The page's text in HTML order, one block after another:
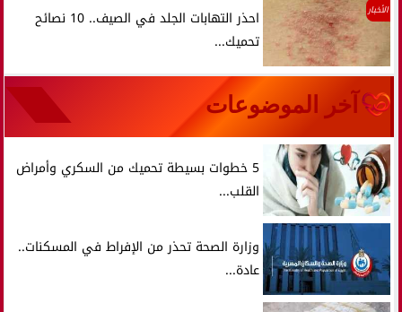
الأخبار
احذر التهابات الجلد في الصيف.. 10 نصائح
تحميك...
آخر الموضوعات
5 خطوات بسيطة تحميك من السكري وأمراض
القلب...
وزارة الصحة تحذر من الإفراط في المسكنات..
عادة...